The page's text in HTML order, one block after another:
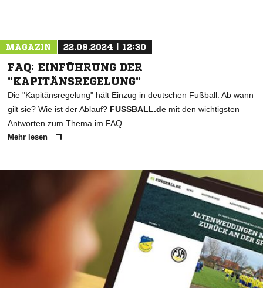
MAGAZIN 22.09.2024 | 12:30
FAQ: EINFÜHRUNG DER
"KAPITÄNSREGELUNG"
Die "Kapitänsregelung" hält Einzug in deutschen Fußball. Ab wann
gilt sie? Wie ist der Ablauf? FUSSBALL.de mit den wichtigsten
Antworten zum Thema im FAQ.
Mehr lesen